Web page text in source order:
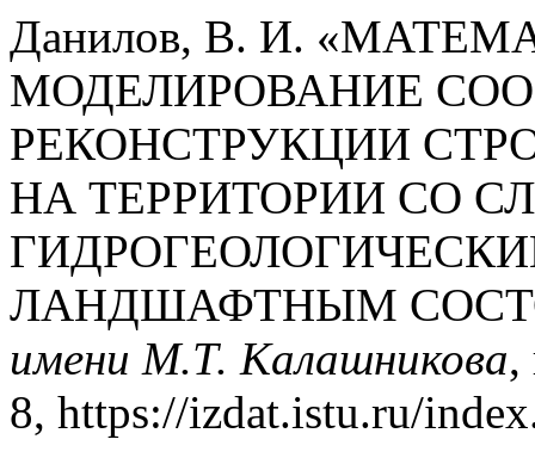
Данилов, В. И.
МОДЕЛИРОВАНИЕ
РЕКОНСТРУКЦИИ
НА ТЕРРИТОРИИ СО
ЛАНДШАФТНЫМ
имени М.Т. Калашникова,
8, https://izdat.istu.ru/